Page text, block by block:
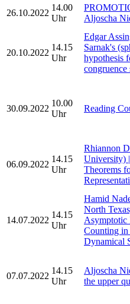
26.10.2022
14.00
Uhr
Aljoscha
20.10.2022
14.15
Uhr
Edgar
Sarnak's
hypothesis
congruence
30.09.2022
10.00
Uhr
Reading
06.09.2022
14.15
Uhr
Rhiannon
University)
Theorems
14.07.2022
14.15
Uhr
Hamid
North
Asymptotic
Counting
Dynamical
07.07.2022
14.15
Uhr
Aljoscha
the upper